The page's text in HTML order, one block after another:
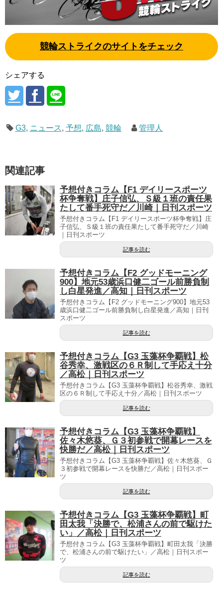
競輪ストライクのサイトをチェック
シェアする
G3, ニュース, 予想, 広島, 競輪 管理人
関連記事
予想付きコラム【F1 デイリースポーツ
杯争奪戦】庄子信弘、Ｓ級１班の責任果
たして番手死守だ／川崎｜日刊スポーツ
予想付きコラム【F1 デイリースポーツ杯争奪戦】庄
子信弘、Ｓ級１班の責任果たして番手死守だ／川崎
｜日刊スポーツ
記事を読む
予想付きコラム【F2 グッドモーニング
900】地元53歳浜口健二ゴール前勝負制
し白星発進／高知｜日刊スポーツ
予想付きコラム【F2 グッドモーニング900】地元53
歳浜口健二ゴール前勝負制し白星発進／高知｜日刊
スポーツ
記事を読む
予想付きコラム【G3 玉藻杯争覇戦】松
谷秀幸、激戦区の６Ｒ制して手応え十分
／高松｜日刊スポーツ
予想付きコラム【G3 玉藻杯争覇戦】松谷秀幸、激戦
区の６Ｒ制して手応え十分／高松｜日刊スポーツ
記事を読む
予想付きコラム【G3 玉藻杯争覇戦】
佐々木悠葵、Ｇ３初参戦で開幕レースを
快勝だ／高松｜日刊スポーツ
予想付きコラム【G3 玉藻杯争覇戦】佐々木悠葵、Ｇ
３初参戦で開幕レースを快勝だ／高松｜日刊スポー
ツ
記事を読む
予想付きコラム【G3 玉藻杯争覇戦】町
田太我「決勝で、松浦さんの前で駆けた
い」／高松｜日刊スポーツ
予想付きコラム【G3 玉藻杯争覇戦】町田太我「決勝
で、松浦さんの前で駆けたい」／高松｜日刊スポー
ツ
記事を読む